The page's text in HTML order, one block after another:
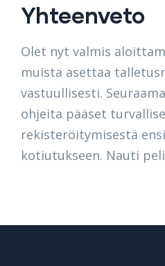
Yhteenveto
Olet nyt valmis
muista asettaa
vastuullisesti.
ohjeita pääset
rekisteröitymisestä
kotiutukseen. Nauti